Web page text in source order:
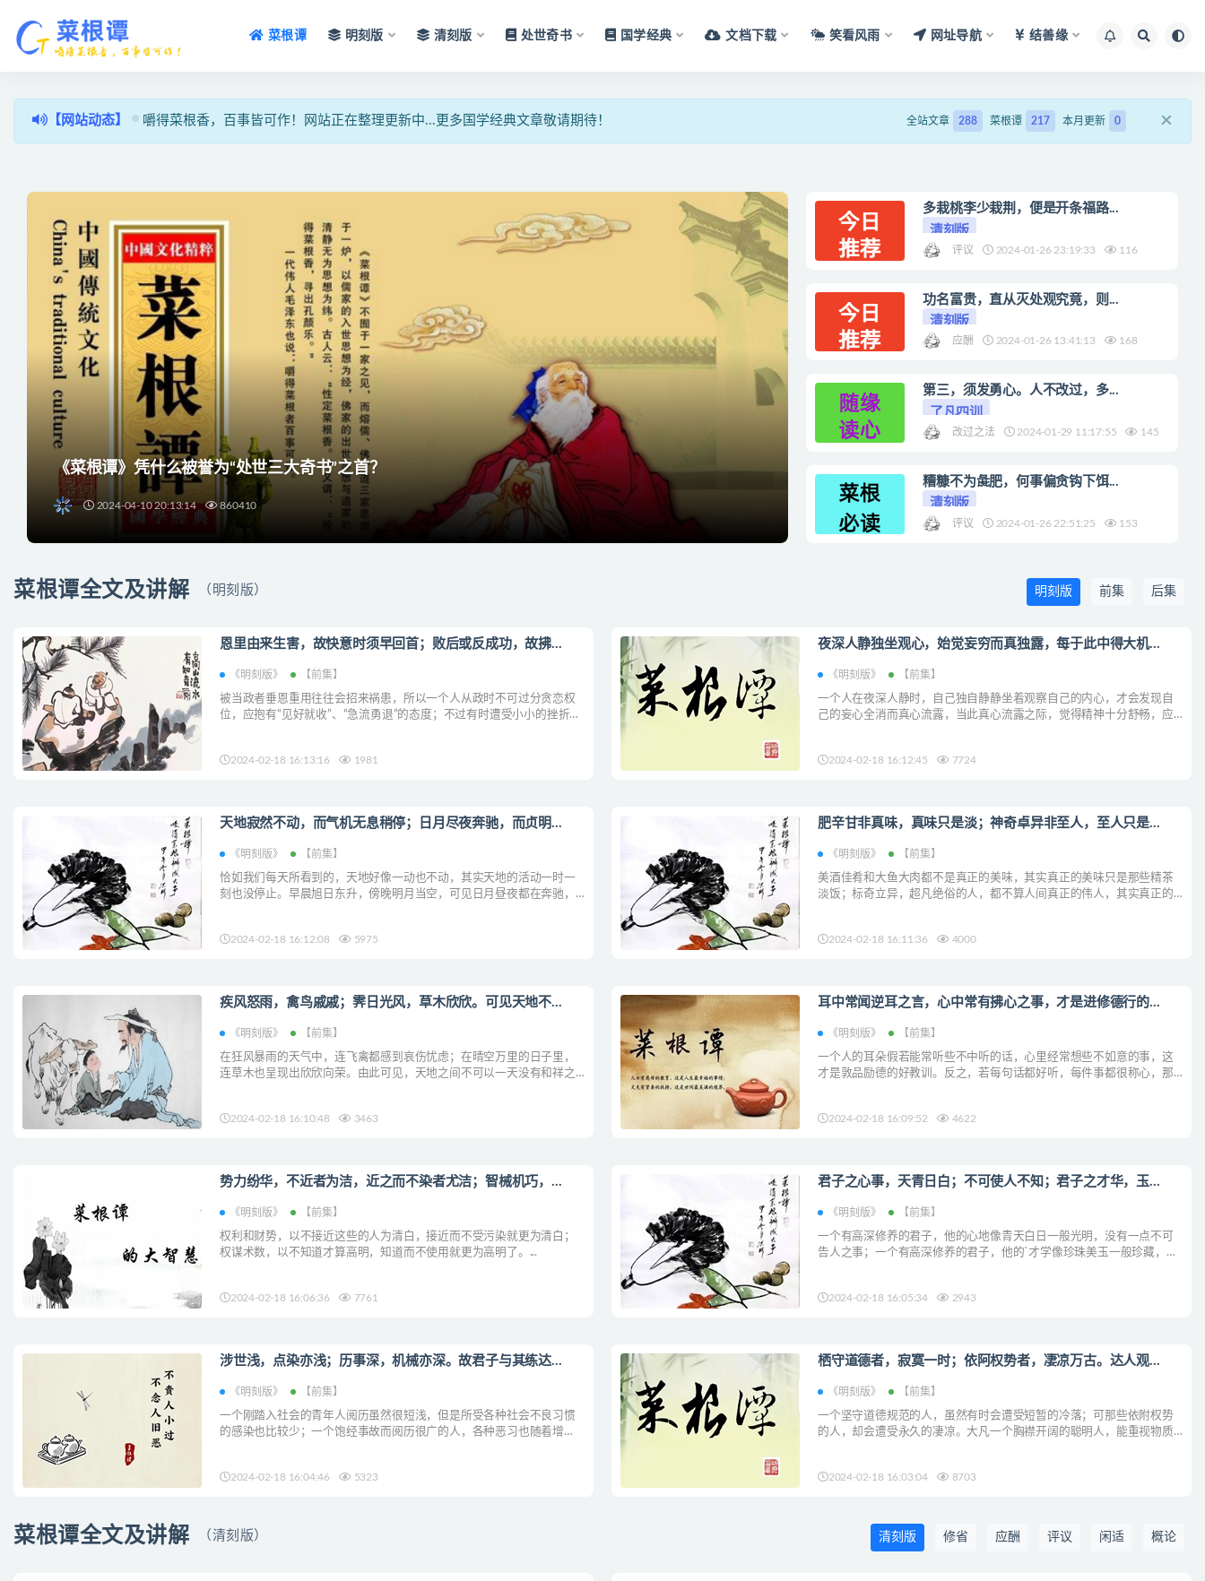
菜根谭 明刻版 清刻版 处世奇书 国学经典 文档下载 笑看风雨 网址导航 结善缘
【网站动态】 嚼得菜根香，百事皆可作！网站正在整理更新中...更多国学经典文章敬请期待！ 全站文章 288 菜根谭 217 本月更新 0 ×
《菜根谭》凭什么被誉为“处世三大奇书”之首？
2024-04-10 20:13:14 860410
多栽桃李少栽荆，便是开条福路...
清刻版
评议 2024-01-26 23:19:33 116
功名富贵，直从灭处观究竟，则...
清刻版
应酬 2024-01-26 13:41:13 168
第三，须发勇心。人不改过，多...
了凡四训
改过之法 2024-01-29 11:17:55 145
糟糠不为彘肥，何事偏贪钩下饵...
清刻版
评议 2024-01-26 22:51:25 153
菜根谭全文及讲解 （明刻版） 明刻版 前集 后集
恩里由来生害，故快意时须早回首；败后或反成功，故拂...
《明刻版》 【前集】
被当政者垂恩重用往往会招来祸患，所以一个人从政时不可过分贪恋权
位，应抱有“见好就收”、“急流勇退”的态度；不过有时遭受小小的挫折，
2024-02-18 16:13:16 1981
夜深人静独坐观心，始觉妄穷而真独露，每于此中得大机...
《明刻版》 【前集】
一个人在夜深人静时，自己独自静静坐着观察自己的内心，才会发现自
己的妄心全消而真心流露，当此真心流露之际，觉得精神十分舒畅，应
2024-02-18 16:12:45 7724
天地寂然不动，而气机无息稍停；日月尽夜奔驰，而贞明...
《明刻版》 【前集】
恰如我们每天所看到的，天地好像一动也不动，其实天地的活动一时一
刻也没停止。早晨旭日东升，傍晚明月当空，可见日月昼夜都在奔驰，
2024-02-18 16:12:08 5975
肥辛甘非真味，真味只是淡；神奇卓异非至人，至人只是...
《明刻版》 【前集】
美酒佳肴和大鱼大肉都不是真正的美味，其实真正的美味只是那些精茶
淡饭；标奇立异，超凡绝俗的人，都不算人间真正的伟人，其实真正的
2024-02-18 16:11:36 4000
疾风怒雨，禽鸟戚戚；霁日光风，草木欣欣。可见天地不...
《明刻版》 【前集】
在狂风暴雨的天气中，连飞禽都感到哀伤忧虑；在晴空万里的日子里，
连草木也呈现出欣欣向荣。由此可见，天地之间不可以一天没有和祥之
2024-02-18 16:10:48 3463
耳中常闻逆耳之言，心中常有拂心之事，才是进修德行的...
《明刻版》 【前集】
一个人的耳朵假若能常听些不中听的话，心里经常想些不如意的事，这
才是敦品励德的好教训。反之，若每句话都好听，每件事都很称心，那
2024-02-18 16:09:52 4622
势力纷华，不近者为洁，近之而不染者尤洁；智械机巧，...
《明刻版》 【前集】
权利和财势，以不接近这些的人为清白，接近而不受污染就更为清白；
权谋术数，以不知道才算高明，知道而不使用就更为高明了。...
2024-02-18 16:06:36 7761
君子之心事，天青日白；不可使人不知；君子之才华，玉...
《明刻版》 【前集】
一个有高深修养的君子，他的心地像青天白日一般光明，没有一点不可
告人之事；一个有高深修养的君子，他的`才学像珍珠美玉一般珍藏，绝
2024-02-18 16:05:34 2943
涉世浅，点染亦浅；历事深，机械亦深。故君子与其练达...
《明刻版》 【前集】
一个刚踏入社会的青年人阅历虽然很短浅，但是所受各种社会不良习惯
的感染也比较少；一个饱经事故而阅历很广的人，各种恶习也随着增
2024-02-18 16:04:46 5323
栖守道德者，寂寞一时；依阿权势者，凄凉万古。达人观...
《明刻版》 【前集】
一个坚守道德规范的人，虽然有时会遭受短暂的冷落；可那些依附权势
的人，却会遭受永久的凄凉。大凡一个胸襟开阔的聪明人，能重视物质
2024-02-18 16:03:04 8703
菜根谭全文及讲解 （清刻版） 清刻版 修省 应酬 评议 闲适 概论